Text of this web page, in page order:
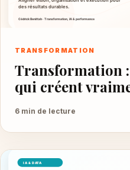
TRANSFORMATION
Transformation :
qui créent
6 min de lecture